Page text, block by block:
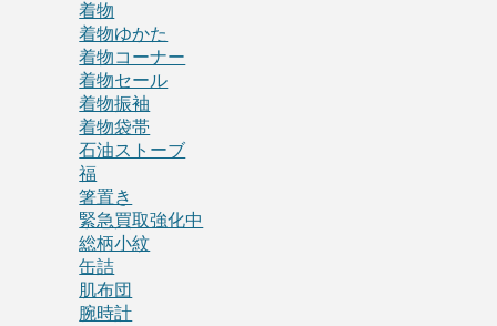
着物
着物ゆかた
着物コーナー
着物セール
着物振袖
着物袋帯
石油ストーブ
福
箸置き
緊急買取強化中
総柄小紋
缶詰
肌布団
腕時計